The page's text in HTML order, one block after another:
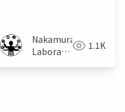
Nakamura
Laboratory
1.1K